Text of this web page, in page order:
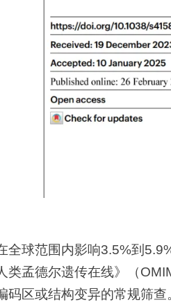
全球范围内影响3.5%到
类孟德尔遗传在线》（
码区或结构变异的常规筛